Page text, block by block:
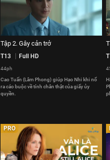
Tập 2. Gây cản trở
T13 Full HD
44ph
Cao Tuấn (Lâm Phong) giúp Hạo Nhi khi nổ
ra cáo buộc về tính chân thật của giấy ủy
quyền.
PRO